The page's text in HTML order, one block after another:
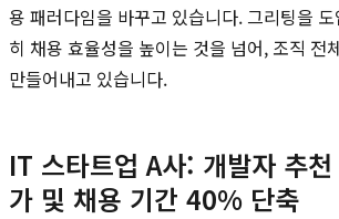
용 패러다임을 바꾸고 있습니다. 그리팅을
히 채용 효율성을 높이는 것을 넘어, 조직 전
만들어내고 있습니다.
IT 스타트업 A사: 개발자 추
가 및 채용 기간 40% 단축